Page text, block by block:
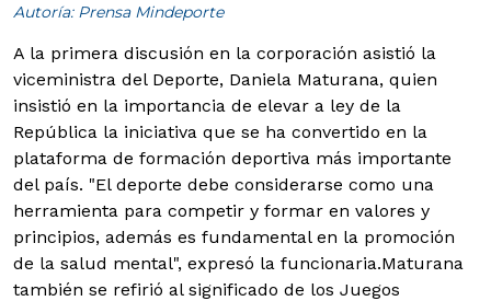
Autoría: Prensa Mindeporte
A la primera discusión en la corporación asistió la
viceministra del Deporte, Daniela Maturana, quien
insistió en la importancia de elevar a ley de la
República la iniciativa que se ha convertido en la
plataforma de formación deportiva más importante
del país. "El deporte debe considerarse como una
herramienta para competir y formar en valores y
principios, además es fundamental en la promoción
de la salud mental", expresó la funcionaria.Maturana
también se refirió al significado de los Juegos